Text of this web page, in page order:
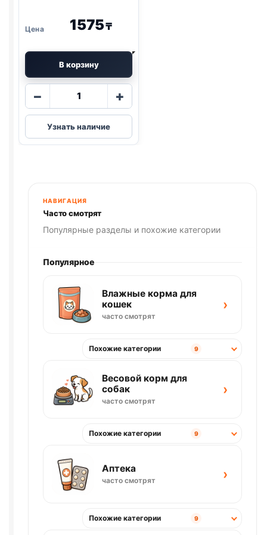
1575₸
В корзину
−
Количество
Darsi
ж/
б
850г
+
Узнать наличие
НАВИГАЦИЯ
Часто смотрят
Популярные разделы и похожие категории
Популярное
Влажные корма для
кошек
часто смотрят
›
Похожие категории 9
Весовой корм для
собак
часто смотрят
›
Похожие категории 9
Аптека
часто смотрят ›
Похожие категории 9